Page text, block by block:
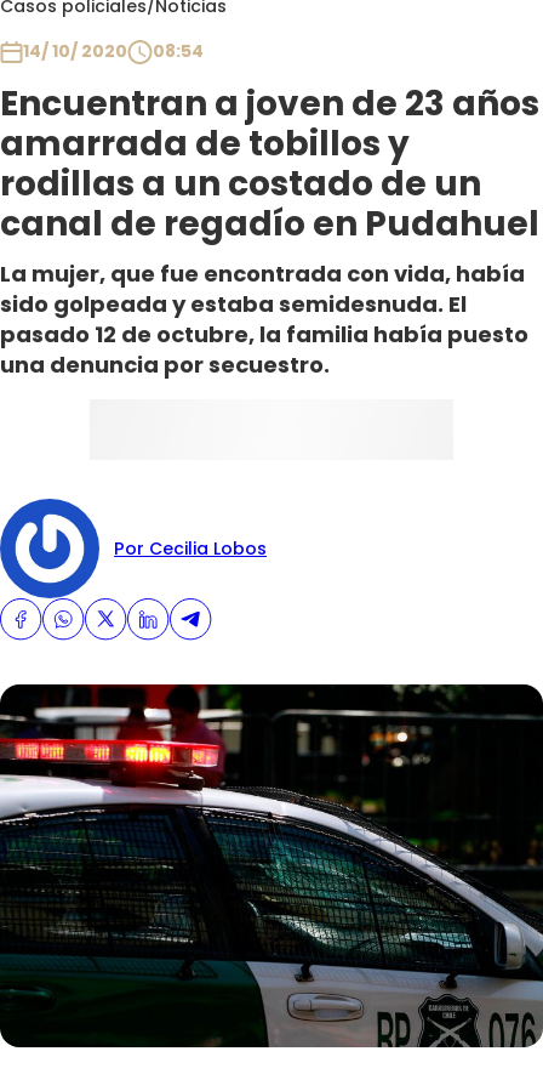
Casos policiales/Noticias
14/ 10/ 2020
08:54
Encuentran a joven de 23 años
amarrada de tobillos y
rodillas a un costado de un
canal de regadío en Pudahuel
La mujer, que fue encontrada con vida, había
sido golpeada y estaba semidesnuda. El
pasado 12 de octubre, la familia había puesto
una denuncia por secuestro.
Por Cecilia Lobos
Club De La Comedia
Contigo en Directo
Plan Perfecto
El Tiempo
Sabingo
Todos Los Programas